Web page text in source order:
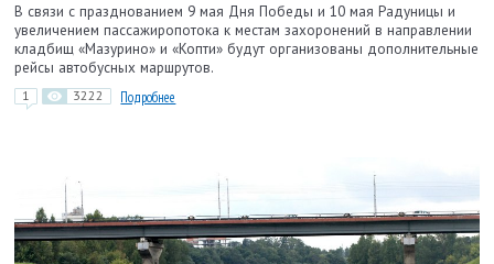
В связи с празднованием 9 мая Дня Победы и 10 мая Радуницы и
увеличением пассажиропотока к местам захоронений в направлении
кладбищ «Мазурино» и «Копти» будут организованы дополнительные
рейсы автобусных маршрутов.
1 3222 Подробнее